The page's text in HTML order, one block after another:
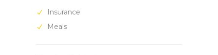
Insurance
Meals